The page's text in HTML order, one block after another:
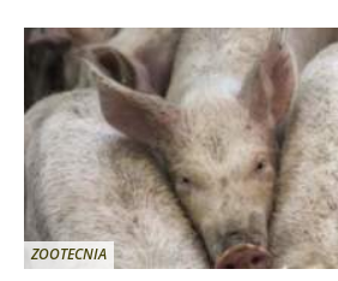
ZOOTECNIA